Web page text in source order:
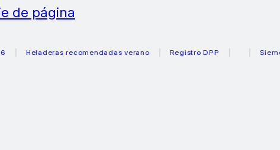
de página
Heladeras recomendadas verano Registro DPP Siemens